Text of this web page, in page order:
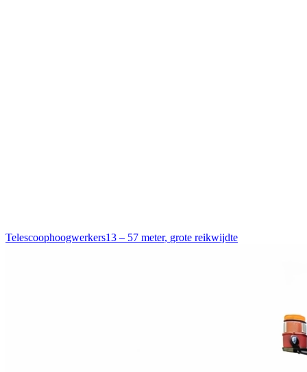
Telescoophoogwerkers13 – 57 meter, grote reikwijdte